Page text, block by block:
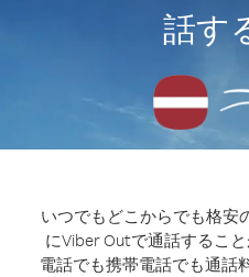
話す
いつでもどこからでも格安
にViber Outで通話すること
電話でも携帯電話でも通話